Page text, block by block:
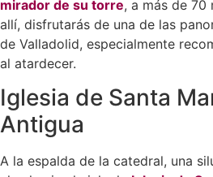
mirador de su torre, a más de 70
allí, disfrutarás de una de las
de Valladolid, especialmente
al atardecer.
Iglesia de Santa
Antigua
A la espalda de la catedral, una